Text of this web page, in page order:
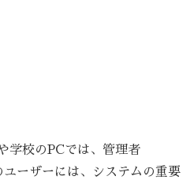
学校のPCでは、管理者
ーザーには、システムの重要